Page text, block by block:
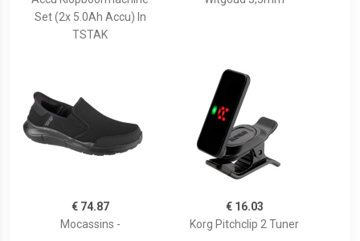
Set (2x 5.0Ah Accu) In
TSTAK
€ 74.87
Mocassins -
€ 16.03
Korg Pitchclip 2 Tuner